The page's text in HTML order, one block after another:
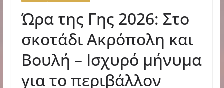
Ώρα της Γης 2026: Στο
σκοτάδι Ακρόπολη και
Βουλή – Ισχυρό μήνυμα
για το περιβάλλον